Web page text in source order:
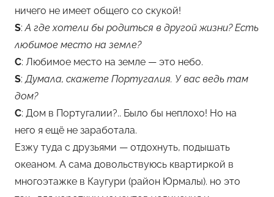
ничего не имеет общего со скукой!
S:А где хотели бы родиться в другой жизни? Есть
любимое место на земле?
С: Любимое место на земле — это небо.
S: Думала, скажете Португалия. У вас ведь там
дом?
С: Дом в Португалии?.. Было бы неплохо! Но на
него я ещё не заработала.
Езжу туда с друзьями — отдохнуть, подышать
океаном. А сама довольствуюсь квартиркой в
многоэтажке в Каугури (район Юрмалы). но это